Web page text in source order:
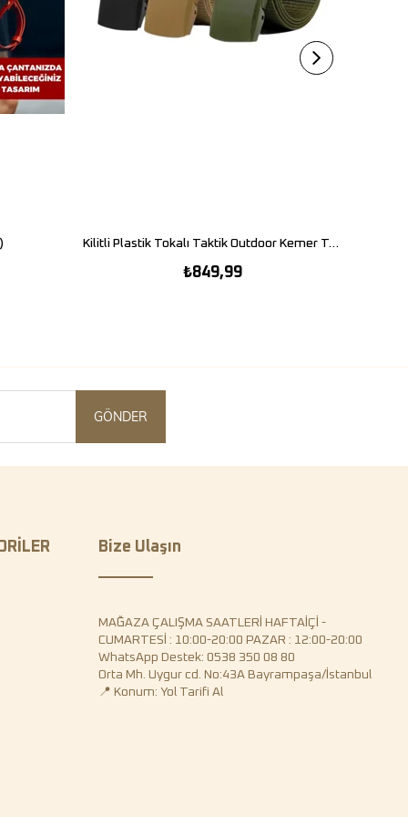
SEPETE EKLE Kilitli Plastik Tokalı Taktik Outdoor Kemer Takımı
₺849,99
GÖNDER
Bize Ulaşın
MAĞAZA ÇALIŞMA SAATLERİ HAFTAİÇİ -
CUMARTESİ : 10:00-20:00 PAZAR : 12:00-20:00
WhatsApp Destek: 0538 350 08 80
Orta Mh. Uygur cd. No:43A Bayrampaşa/İstanbul
📍 Konum: Yol Tarifi Al